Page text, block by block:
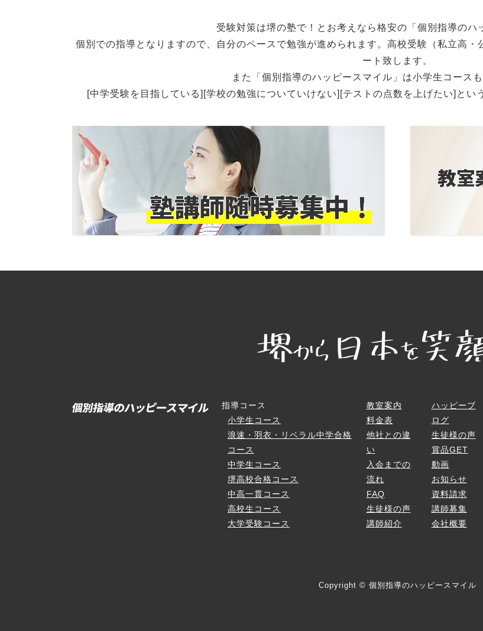
受験対策は堺の塾で！ とお考えなら格安の「個別指導のハ
個別での指導となりますので、自分のペースで勉強が進められます。 高校受験（私立高・
ート致します。
また「個別指導のハッピースマイル」は小学生コースも
[中学受験を目指している][学校の勉強についていけない][テストの点数を上げたい]とい
指導コース
小学生コース
浪速・羽衣・リベラル中学合格
コース
中学生コース
堺高校合格コース
中高一貫コース
高校生コース
大学受験コース
教室案内
料金表
他社との違
い
入会までの
流れ
FAQ
生徒様の声
講師紹介
ハッピーブ
ログ
生徒様の声
賞品GET
動画
お知らせ
資料請求
講師募集
会社概要
Copyright © 個別指導のハッピースマイル